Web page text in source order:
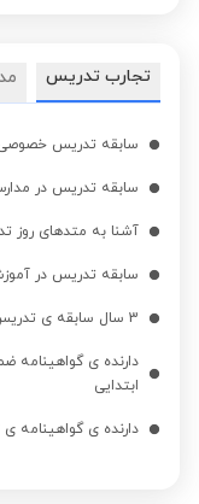
فارسی ششم ابتدایی
نگارش فارسی اول
ابتدایی
نگارش فارسی دوم
تجارب تدریس
سابقه تدریس خصوصی بیش
سابقه تدریس در
آشنا به متدهای روز
سابقه تدریس در
3 سال سابقه ی تدریس در مقطع متوسطه 1
دارنده ی
ابتدایی
دارنده ی گواهینامه